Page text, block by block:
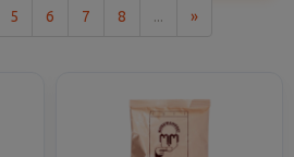
5 6 7 8 ... »Son